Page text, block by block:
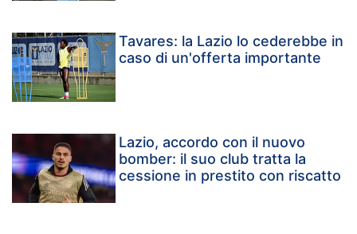
Tavares: la Lazio lo cederebbe in
caso di un'offerta importante
Lazio, accordo con il nuovo
bomber: il suo club tratta la
cessione in prestito con riscatto